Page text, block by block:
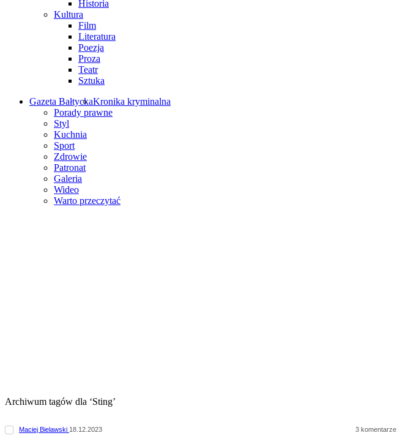
Historia
Kultura
Film
Literatura
Poezja
Proza
Teatr
Sztuka
Gazeta BałtyckaKronika kryminalna
Porady prawne
Styl
Kuchnia
Sport
Zdrowie
Patronat
Galeria
Wideo
Warto przeczytać
Archiwum tagów dla ‘Sting’
Maciej Bielawski 18.12.2023 3 komentarze